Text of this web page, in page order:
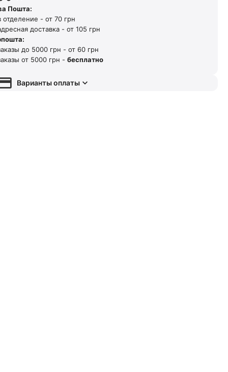
Пошта:
- от 70 грн
доставка - от 105 грн
до 5000 грн - от 60 грн
от 5000 грн - бесплатно
Варианты оплаты